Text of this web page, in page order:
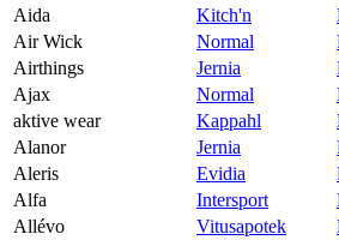
Aida
Kitch'n
Air Wick
Normal
Airthings
Jernia
Ajax
Normal
aktive wear
Kappahl
Alanor
Jernia
Aleris
Evidia
Alfa
Intersport
Allévo
Vitusapotek